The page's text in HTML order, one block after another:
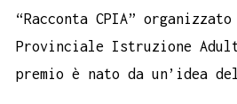
“Racconta CPIA”
Provinciale Istruzione
premio è nato da un’idea